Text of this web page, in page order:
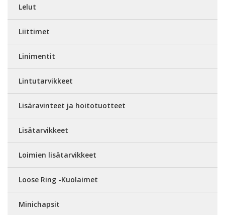
Lelut
Liittimet
Linimentit
Lintutarvikkeet
Lisäravinteet ja hoitotuotteet
Lisätarvikkeet
Loimien lisätarvikkeet
Loose Ring -Kuolaimet
Minichapsit